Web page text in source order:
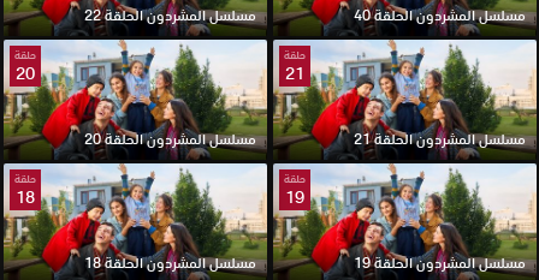
مسلسل المشردون الحلقة 40 مسلسل المشردون الحلقة 22
حلقة
21
مسلسل المشردون الحلقة 21
حلقة
20
مسلسل المشردون الحلقة 20
حلقة
19
مسلسل المشردون الحلقة 19
حلقة
18
مسلسل المشردون الحلقة 18